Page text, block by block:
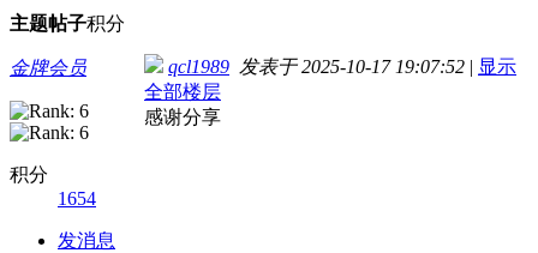
主题帖子积分
金牌会员
积分
1654
发消息
qcl1989 发表于 2025-10-17 19:07:52 | 显示
全部楼层
感谢分享